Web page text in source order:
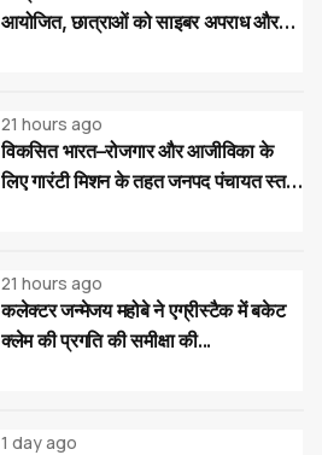
आयोजित, छात्राओं को साइबर अपराध और
21 hours ago
विकसित भारत–रोजगार और आजीविका के
लिए गारंटी मिशन के तहत जनपद पंचायत स्तर
21 hours ago
कलेक्टर जन्मेजय महोबे ने एग्रीस्टैक में बकेट
क्लेम की प्रगति की समीक्षा की...
1 day ago